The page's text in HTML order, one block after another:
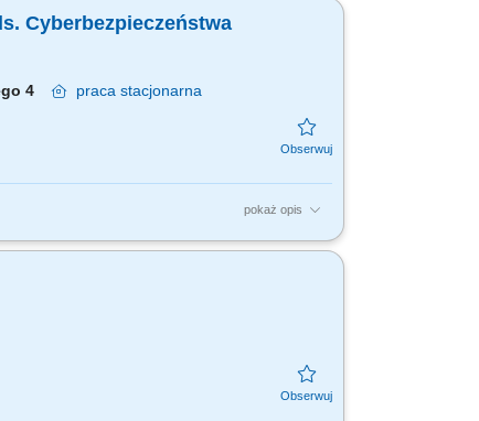
Cyberbezpieczeństwa
4 praca stacjonarna
pokaż opis
zagrożeń cybernetycznych w tym